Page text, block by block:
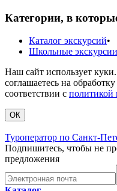
Категории, в
Каталог экскурсий•
Школьные экскурсии
Наш сайт использует
соглашаетесь на
соответствии с политикой
ОК
Туроператор по Санкт-
Подпишитесь, чтобы не
предложения